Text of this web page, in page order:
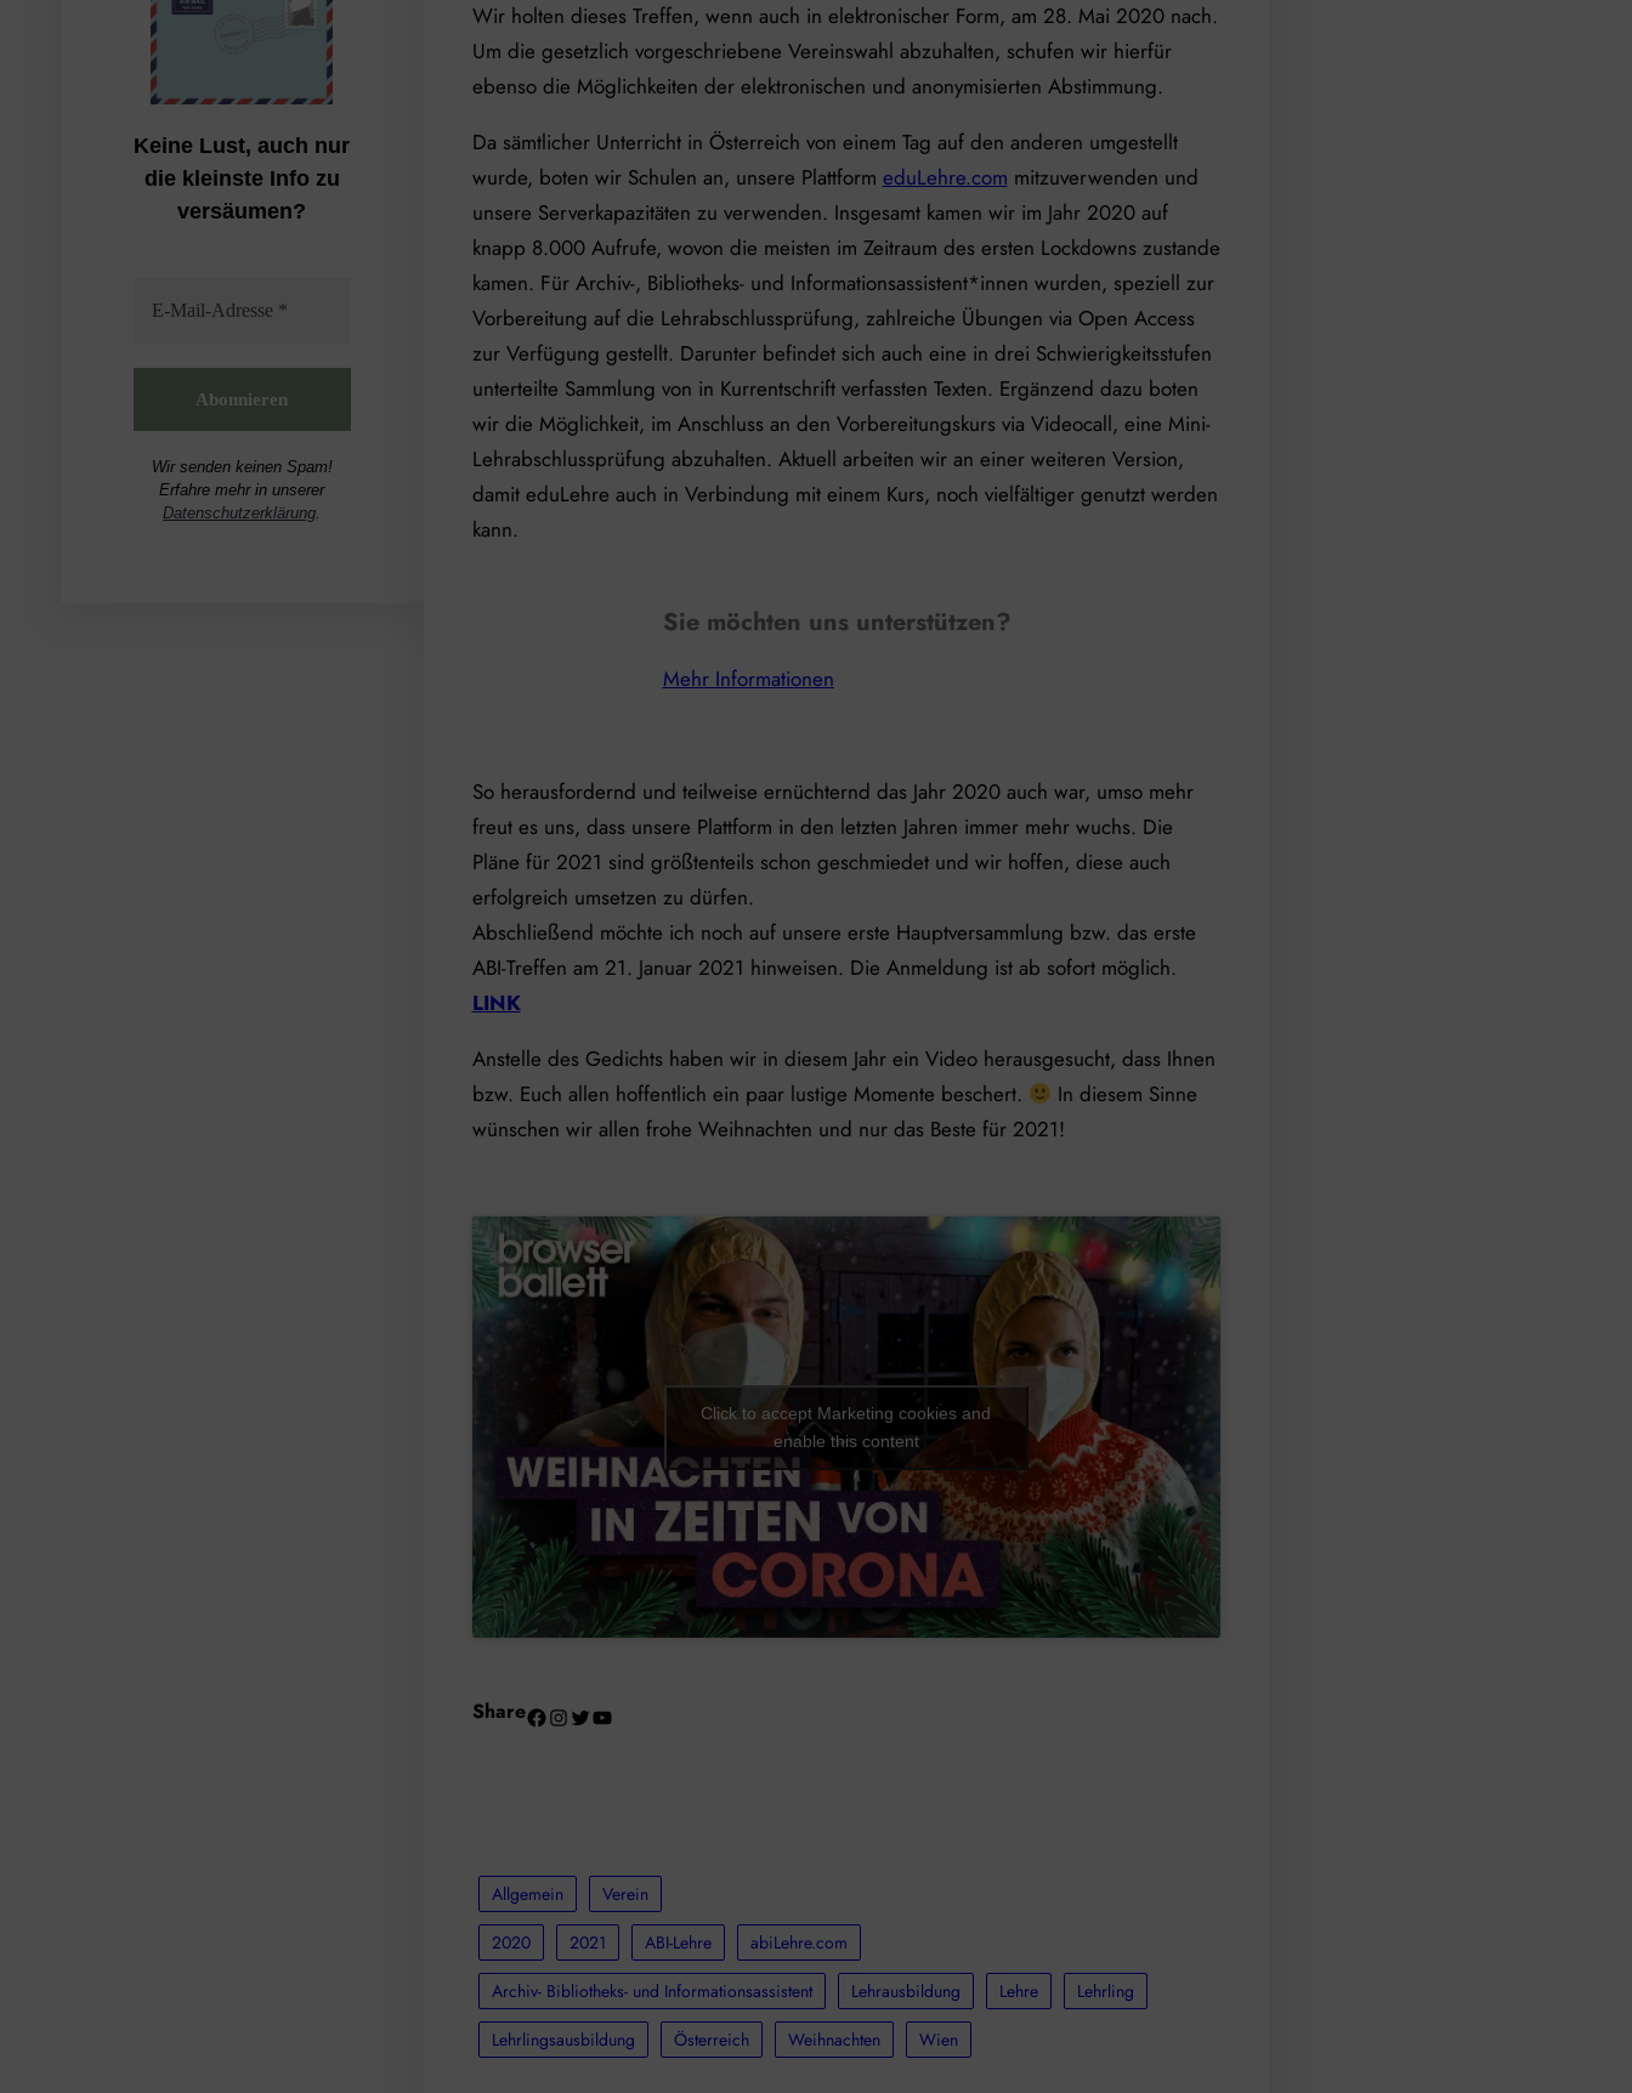
Keine Lust, auch nur
die kleinste Info zu
versäumen?
Wir senden keinen Spam!
Erfahre mehr in unserer
Datenschutzerklärung.
Wir holten dieses Treffen, wenn auch in elektronischer Form, am 28. Mai 2020 nach.
Um die gesetzlich vorgeschriebene Vereinswahl abzuhalten, schufen wir hierfür
ebenso die Möglichkeiten der elektronischen und anonymisierten Abstimmung.
Da sämtlicher Unterricht in Österreich von einem Tag auf den anderen umgestellt
wurde, boten wir Schulen an, unsere Plattform eduLehre.com mitzuverwenden und
unsere Serverkapazitäten zu verwenden. Insgesamt kamen wir im Jahr 2020 auf
knapp 8.000 Aufrufe, wovon die meisten im Zeitraum des ersten Lockdowns zustande
kamen. Für Archiv-, Bibliotheks- und Informationsassistent*innen wurden, speziell zur
Vorbereitung auf die Lehrabschlussprüfung, zahlreiche Übungen via Open Access
zur Verfügung gestellt. Darunter befindet sich auch eine in drei Schwierigkeitsstufen
unterteilte Sammlung von in Kurrentschrift verfassten Texten. Ergänzend dazu boten
wir die Möglichkeit, im Anschluss an den Vorbereitungskurs via Videocall, eine Mini-
Lehrabschlussprüfung abzuhalten. Aktuell arbeiten wir an einer weiteren Version,
damit eduLehre auch in Verbindung mit einem Kurs, noch vielfältiger genutzt werden
kann.
Sie möchten uns unterstützen?
Mehr Informationen
So herausfordernd und teilweise ernüchternd das Jahr 2020 auch war, umso mehr
freut es uns, dass unsere Plattform in den letzten Jahren immer mehr wuchs. Die
Pläne für 2021 sind größtenteils schon geschmiedet und wir hoffen, diese auch
erfolgreich umsetzen zu dürfen.
Abschließend möchte ich noch auf unsere erste Hauptversammlung bzw. das erste
ABI-Treffen am 21. Januar 2021 hinweisen. Die Anmeldung ist ab sofort möglich.
LINK
Anstelle des Gedichts haben wir in diesem Jahr ein Video herausgesucht, dass Ihnen
bzw. Euch allen hoffentlich ein paar lustige Momente beschert.
In diesem Sinne
wünschen wir allen frohe Weihnachten und nur das Beste für 2021!
Click to accept Marketing cookies and
enable this content
ShareFacebook
Instagram
TwitterYouTube
Allgemein
Verein
2020
2021 ABI-Lehre
abiLehre.com
Archiv- Bibliotheks- und Informationsassistent
Lehrausbildung Lehre
Lehrling
Lehrlingsausbildung
Österreich Weihnachten Wien